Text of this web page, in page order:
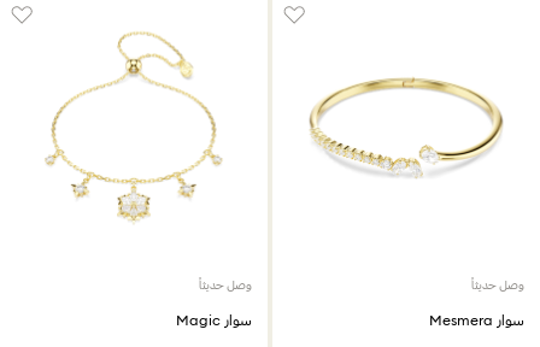
وصل حديثاً
سوار Mesmera
وصل حديثاً
سوار Magic